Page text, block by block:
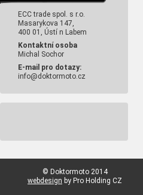
ECC trade spol. s r.o.
Masarykova 147,
400 01, Ústí n Labem
Kontaktní osoba
Michal Sochor
E-mail pro dotazy:
info@doktormoto.cz
© Doktormoto 2014
webdesign by Pro Holding CZ